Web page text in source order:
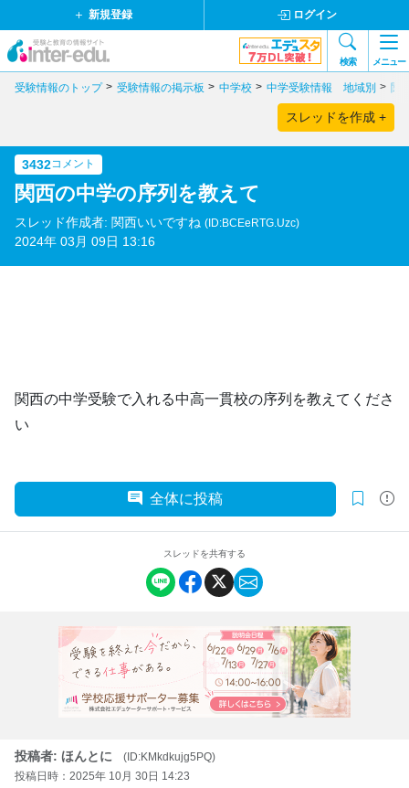
新規登録 ログイン
検索 メニュー
受験情報のトップ 受験情報の掲示板 中学校 中学受験情報 地域別 関
スレッドを作成 +
3432コメント
関西の中学の序列を教えて
スレッド作成者: 関西いいですね (ID:BCEeRTG.Uzc)
2024年 03月 09日 13:16
関西の中学受験で入れる中高一貫校の序列を教えてくださ
い
全体に投稿
スレッドを共有する
投稿者: ほんとに
(ID:KMkdkujg5PQ)
投稿日時：2025年 10月 30日 14:23